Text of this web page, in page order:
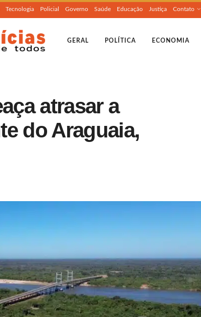
Tecnologia Policial Governo Saúde Educação Justiça Contato
GERAL POLÍTICA ECONOMIA
atrasar a
do Araguaia,